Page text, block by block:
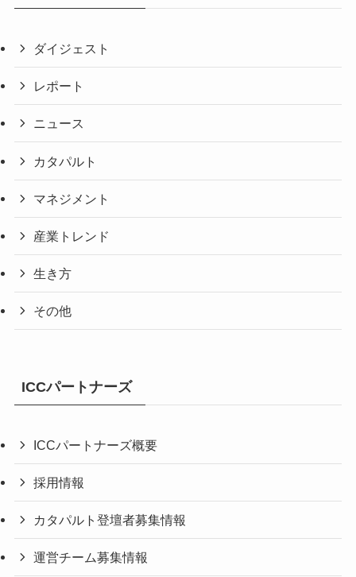
ダイジェスト
レポート
ニュース
カタパルト
マネジメント
産業トレンド
生き方
その他
ICCパートナーズ
ICCパートナーズ概要
採用情報
カタパルト登壇者募集情報
運営チーム募集情報